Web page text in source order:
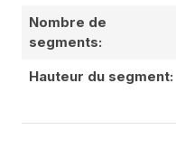
Nombre de
segments:
Hauteur du segment: